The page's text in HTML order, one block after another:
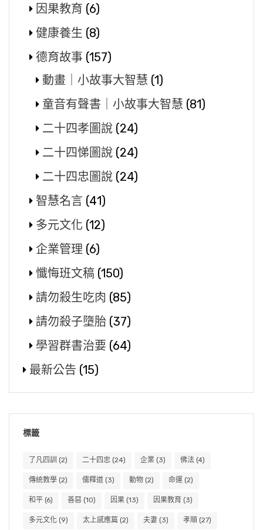
因果教育 (6)
健康養生 (8)
德育故事 (157)
動畫｜小故事大智慧 (1)
童音有聲書｜小故事大智慧 (81)
二十四孝圖說 (24)
二十四悌圖說 (24)
二十四忠圖說 (24)
智慧名言 (41)
多元文化 (12)
企業管理 (6)
懺悔班文稿 (150)
請勿殺生吃肉 (85)
請勿殺子墮胎 (37)
學習群書治要 (64)
最新公告 (15)
標籤
了凡四訓 (2) 二十四忠 (24) 企業 (3) 佛法 (4)
傳統教學 (2) 儒釋道 (3) 動物 (2) 命運 (2)
和平 (6) 善惡 (10) 因果 (13) 因果教育 (3)
多元文化 (9) 太上感應篇 (2) 夫妻 (3) 孝順 (27)